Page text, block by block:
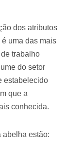
dos atributos
uma das mais
trabalho
do setor
estabelecido
que a
conhecida.
abelha estão: